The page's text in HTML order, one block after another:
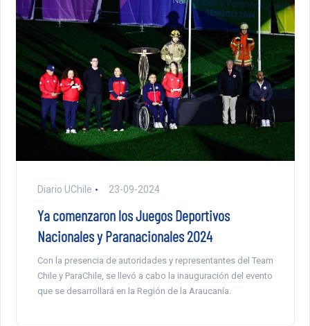
Diario UChile 23-09-2024
Ya comenzaron los Juegos Deportivos
Nacionales y Paranacionales 2024
Con la presencia de autoridades y representantes del Team
Chile y ParaChile, se llevó a cabo la inauguración del evento
que se desarrollará en la Región de la Araucanía.